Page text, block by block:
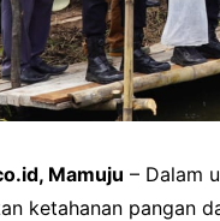
Mamuju – Dalam
ketahanan pangan